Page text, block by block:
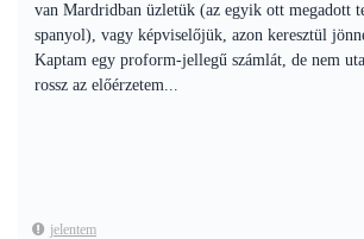
van Mardridban üzletük (az egyik ott megadott
spanyol), vagy képviselőjük, azon keresztül
Kaptam egy proform-jellegű számlát, de nem
rossz az előérzetem...
jelentem